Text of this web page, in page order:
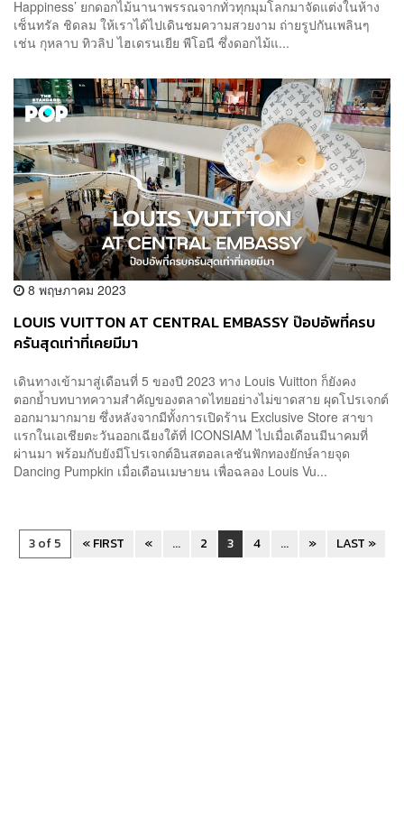
Happiness’ ยกดอกไม้นานาพรรณจากทั่วทุกมุมโลกมาจัดแต่งในห้าง
เซ็นทรัล ชิดลม ให้เราได้ไปเดินชมความสวยงาม ถ่ายรูปกันเพลินๆ
เช่น กุหลาบ ทิวลิป ไฮเดรนเยีย พีโอนี ซึ่งดอกไม้แ...
8 พฤษภาคม 2023
LOUIS VUITTON AT CENTRAL EMBASSY ป๊อปอัพที่ครบ
ครันสุดเท่าที่เคยมีมา
เดินทางเข้ามาสู่เดือนที่ 5 ของปี 2023 ทาง Louis Vuitton ก็ยังคง
ตอกย้ำบทบาทความสำคัญของตลาดไทยอย่างไม่ขาดสาย ผุดโปรเจกต์
ออกมามากมาย ซึ่งหลังจากมีทั้งการเปิดร้าน Exclusive Store สาขา
แรกในเอเชียตะวันออกเฉียงใต้ที่ ICONSIAM ไปเมื่อเดือนมีนาคมที่
ผ่านมา พร้อมกับยังมีโปรเจกต์อินสตอลเลชันฟักทองยักษ์ลายจุด
Dancing Pumpkin เมื่อเดือนเมษายน เพื่อฉลอง Louis Vu...
3 of 5 « FIRST « ... 2 3 4 ... » LAST »